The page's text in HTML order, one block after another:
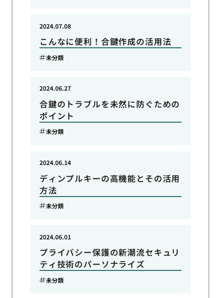
こんなに便利！合鍵作成の活用法
2024.07.08
未分類
合鍵のトラブルを未然に防ぐための
ポイント
2024.06.27
未分類
ディンプルキーの高機能とその活用
方法
2024.06.14
未分類
プライバシー保護の新潮流セキュリ
ティ技術のパーソナライズ
2024.06.01
未分類